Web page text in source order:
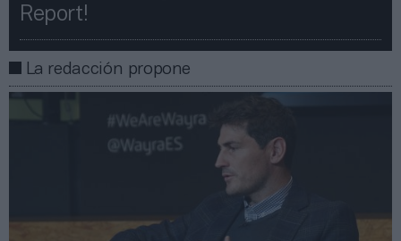
Report!​​
La redacción propone